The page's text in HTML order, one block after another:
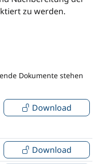
zu werden.
Dokumente stehen
Download
Download